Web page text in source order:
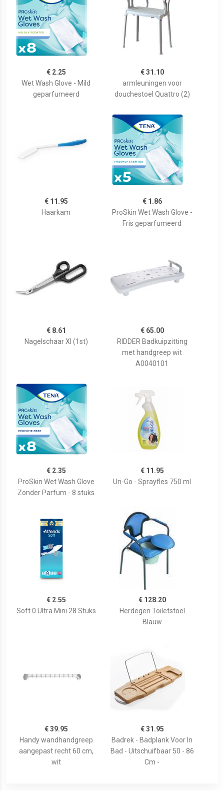
€ 2.25
Wet Wash Glove - Mild
geparfumeerd
€ 31.10
armleuningen voor
douchestoel Quattro (2)
€ 11.95
Haarkam
€ 1.86
ProSkin Wet Wash Glove -
Fris geparfumeerd
€ 8.61
Nagelschaar Xl (1st)
€ 65.00
RIDDER Badkuipzitting
met handgreep wit
A0040101
€ 2.35
ProSkin Wet Wash Glove
Zonder Parfum - 8 stuks
€ 11.95
Uri-Go - Sprayfles 750 ml
€ 2.55
Soft 0 Ultra Mini 28 Stuks
€ 128.20
Herdegen Toiletstoel
Blauw
€ 39.95
Handy wandhandgreep
aangepast recht 60 cm,
wit
€ 31.95
Badrek - Badplank Voor In
Bad - Uitschuifbaar 50 - 86
Cm -